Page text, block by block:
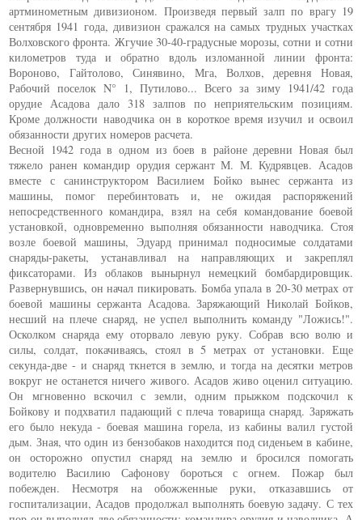
артминометным дивизионом. Произведя первый залп по врагу 19
сентября 1941 года, дивизион сражался на самых трудных участках
Волховского фронта. Жгучие 30-40-градусные морозы, сотни и сотни
километров туда и обратно вдоль изломанной линии фронта:
Вороново, Гайтолово, Синявино, Мга, Волхов, деревня Новая,
Рабочий поселок N° 1, Путилово... Всего за зиму 1941/42 года
орудие Асадова дало 318 залпов по неприятельским позициям.
Кроме должности наводчика он в короткое время изучил и освоил
обязанности других номеров расчета.
Весной 1942 года в одном из боев в районе деревни Новая был
тяжело ранен командир орудия сержант М. М. Кудрявцев. Асадов
вместе с санинструктором Василием Бойко вынес сержанта из
машины, помог перебинтовать и, не ожидая распоряжений
непосредственного командира, взял на себя командование боевой
установкой, одновременно выполняя обязанности наводчика. Стоя
возле боевой машины, Эдуард принимал подносимые солдатами
снаряды-ракеты, устанавливал на направляющих и закреплял
фиксаторами. Из облаков вынырнул немецкий бомбардировщик.
Развернувшись, он начал пикировать. Бомба упала в 20-30 метрах от
боевой машины сержанта Асадова. Заряжающий Николай Бойков,
несший на плече снаряд, не успел выполнить команду "Ложись!".
Осколком снаряда ему оторвало левую руку. Собрав всю волю и
силы, солдат, покачиваясь, стоял в 5 метрах от установки. Еще
секунда-две - и снаряд ткнется в землю, и тогда на десятки метров
вокруг не останется ничего живого. Асадов живо оценил ситуацию.
Он мгновенно вскочил с земли, одним прыжком подскочил к
Бойкову и подхватил падающий с плеча товарища снаряд. Заряжать
его было некуда - боевая машина горела, из кабины валил густой
дым. Зная, что один из бензобаков находится под сиденьем в кабине,
он осторожно опустил снаряд на землю и бросился помогать
водителю Василию Сафонову бороться с огнем. Пожар был
побежден. Несмотря на обожженные руки, отказавшись от
госпитализации, Асадов продолжал выполнять боевую задачу. С тех